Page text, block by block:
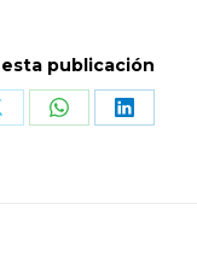
publicación
Share Share